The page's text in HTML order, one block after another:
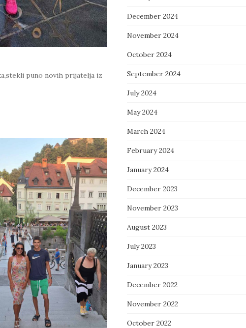
puno novih prijatelja iz
December 2024
November 2024
October 2024
September 2024
July 2024
May 2024
March 2024
February 2024
January 2024
December 2023
November 2023
August 2023
July 2023
January 2023
December 2022
November 2022
October 2022